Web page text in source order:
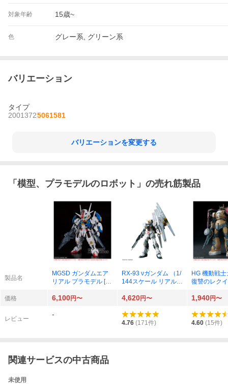
対象年齢 15歳~
色 グレー系, グリーン系
バリエーション
タイプ
20013725061581
バリエーションを変更する
「 模型、プラモデルのロボット 」の売れ筋製品
製品名
MGSD ガンダムエア
リアル プラモデル [B
RX-93 νガンダム （1/
144スケール リアルグ
動戦士ガンダム 逆襲
HG 機動戦
復讐のレク
讐のレクイ
みプラモデル
価格 6,100円〜 4,620円〜 1,940円〜
レビュー
-
4.76 (171件) 4.60 (15件)
関連サービスの中古商品
未使用